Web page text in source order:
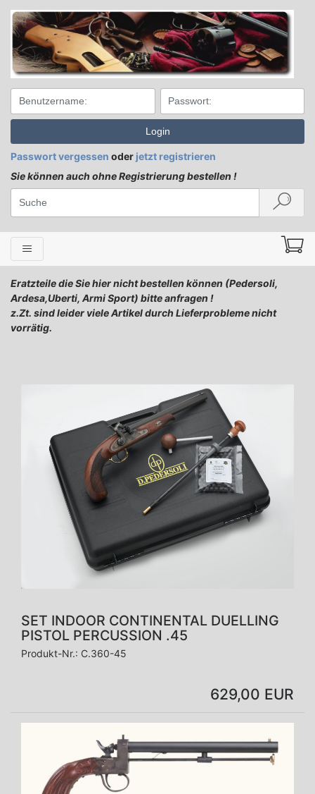
Login
Passwort vergessen oder jetzt registrieren
Sie können auch ohne Registrierung bestellen !
Eratzteile die Sie hier nicht bestellen können (Pedersoli,
Ardesa,Uberti, Armi Sport) bitte anfragen !
z.Zt. sind leider viele Artikel durch Lieferprobleme nicht
vorrätig.
SET INDOOR CONTINENTAL DUELLING
PISTOL PERCUSSION .45
Produkt-Nr.: C.360-45
629,00 EUR